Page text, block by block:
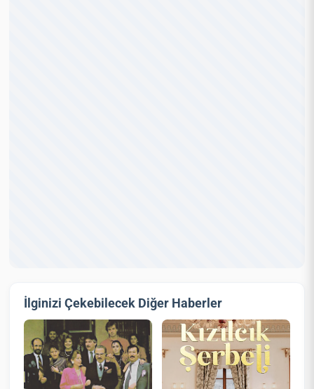
İlginizi Çekebilecek Diğer Haberler